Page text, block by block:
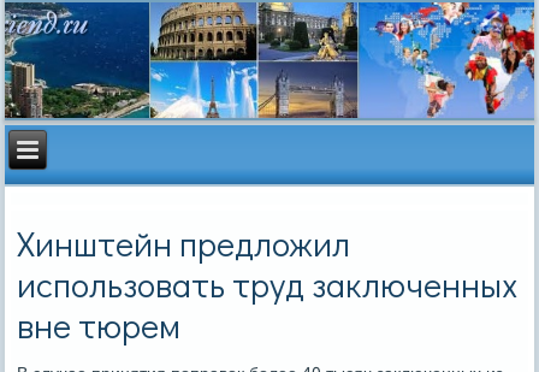
Хинштейн предложил
использовать труд заключенных
вне тюрем